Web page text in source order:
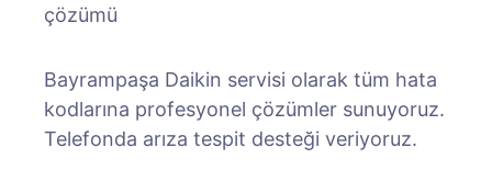
çözümü
Bayrampaşa Daikin servisi olarak tüm hata
kodlarına profesyonel çözümler sunuyoruz.
Telefonda arıza tespit desteği veriyoruz.